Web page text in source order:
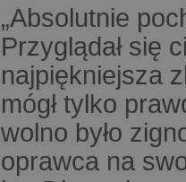
„Absolutnie
Przyglądał się
najpiękniejsza
mógł tylko
wolno było
oprawca na